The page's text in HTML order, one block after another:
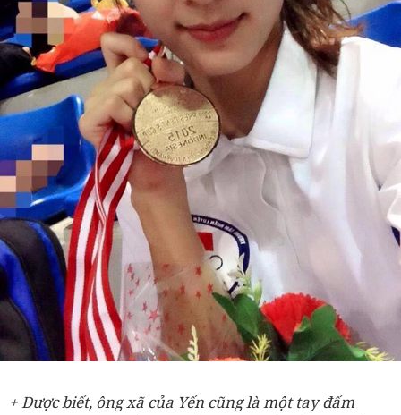
+ Được biết, ông xã của Yến cũng là một tay đấm